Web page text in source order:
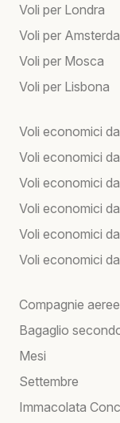
Voli per Londra
Voli per
Voli per Mosca
Voli per Lisbona
Voli economici
Voli economici
Voli economici
Voli economici
Voli economici
Voli economici
Compagnie aeree
Bagaglio
Mesi
Settembre
Immacolata